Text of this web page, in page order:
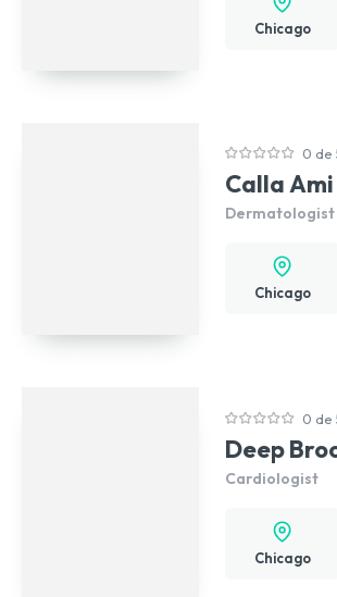
Chicago
0 de
Calla Ami
Dermatologist
Chicago
0 de
Deep
Cardiologist
Chicago